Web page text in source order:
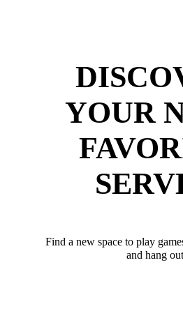
YOUR
Find a new space to play
and hang